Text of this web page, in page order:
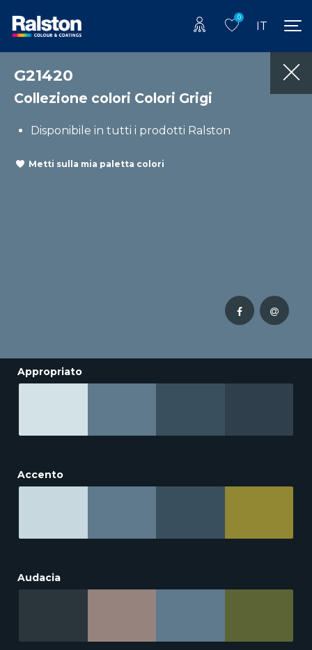
0
IT
G21420
Collezione colori Colori Grigi
Disponibile in tutti i prodotti Ralston
Metti sulla mia paletta colori
Appropriato
Accento
Audacia